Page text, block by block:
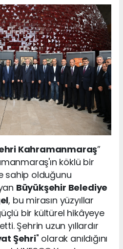
Kahramanmaraş”
köklü bir
sahip olduğunu
Büyükşehir Belediye
, bu mirasın yüzyıllar
bir kültürel hikâyeye
Şehrin uzun yıllardır
Şehri" olarak anıldığını